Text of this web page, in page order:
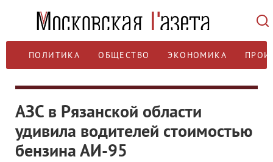
ПОЛИТИКА ОБЩЕСТВО ЭКОНОМИКА
АЗС в Рязанской области
удивила водителей стоимостью
бензина АИ-95